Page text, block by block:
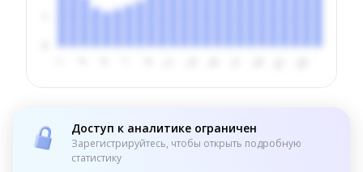
Доступ к аналитике ограничен
Зарегистрируйтесь, чтобы открыть подробную
статистику